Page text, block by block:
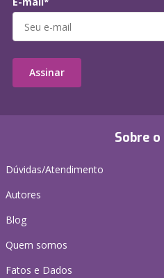
Sobre o
Dúvidas/Atendimento
Autores
Blog
Quem somos
Fatos e Dados
Assinar